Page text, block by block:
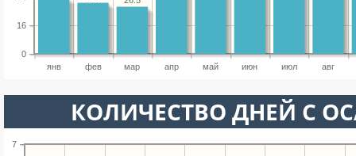
янв фев мар апр май июн июл авг
0
16
КОЛИЧЕСТВО ДНЕЙ С
7